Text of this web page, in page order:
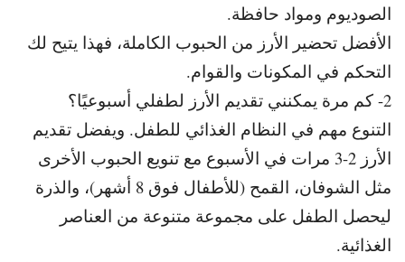
الصوديوم ومواد حافظة.
الأفضل تحضير الأرز من الحبوب الكاملة، فهذا يتيح لك
التحكم في المكونات والقوام.
2- كم مرة يمكنني تقديم الأرز لطفلي أسبوعيًا؟
التنوع مهم في النظام الغذائي للطفل. ويفضل تقديم
الأرز 2-3 مرات في الأسبوع مع تنويع الحبوب الأخرى
مثل الشوفان،
القمح (للأطفال فوق 8 أشهر)، والذرة
ليحصل الطفل على مجموعة متنوعة من العناصر
الغذائية.